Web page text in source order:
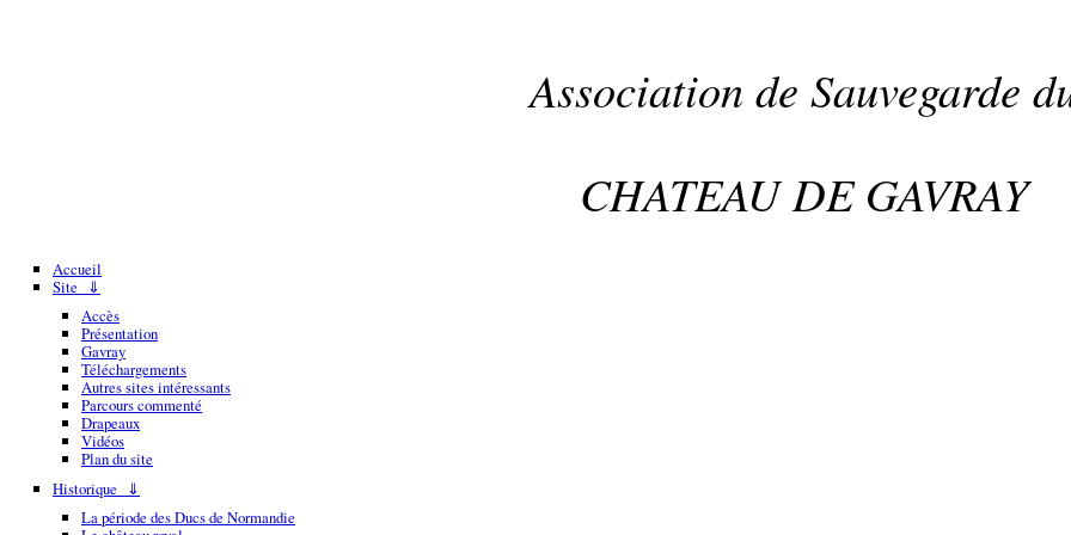
Association de Sauvegarde
CHATEAU DE GAVRAY
Accueil
Site ⇓
Accès
Présentation
Gavray
Téléchargements
Autres sites intéressants
Parcours commenté
Drapeaux
Vidéos
Plan du site
Historique ⇓
La période des Ducs de Normandie